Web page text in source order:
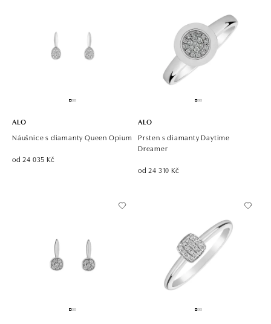
ALO
Náušnice s diamanty Queen Opium
od 24 035 Kč
ALO
Prsten s diamanty Daytime
Dreamer
od 24 310 Kč